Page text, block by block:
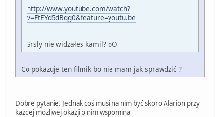
http://www.youtube.com/watch?
v=FtEYd5dBqg0&feature=youtu.be
Srsly nie widzałeś kamil? oO
Co pokazuje ten filmik bo nie mam jak sprawdzić ?
Dobre pytanie. Jednak coś musi na nim być skoro Alarion przy
kazdej mozliwej okazji o nim wspomina